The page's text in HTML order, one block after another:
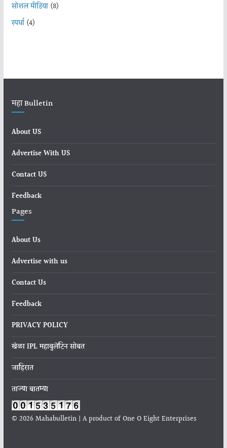
सोशल मीडिया(8)
स्पर्धा(4)
महा Bulletin
About US
Advertise With US
Contact US
Feedback
Pages
About Us
Advertise with us
Contact Us
Feedback
PRIVACY POLICY
खेळा IPL महाबुलेटिन सोबत
जाहिरात
ताज्या बातम्या
© 2026 Mahabulletin | A product of One O Eight Enterprises